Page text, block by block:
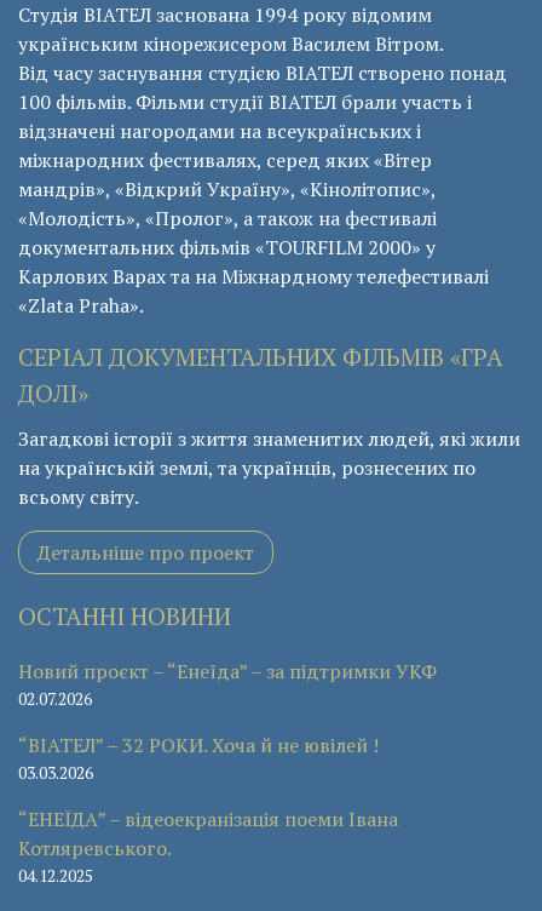
Студія ВІАТЕЛ заснована 1994 року відомим
українським кінорежисером Василем Вітром.
Від часу заснування студією ВІАТЕЛ створено понад
100 фільмів. Фільми студії ВІАТЕЛ брали участь і
відзначені нагородами на всеукраїнських і
міжнародних фестивалях, серед яких «Вітер
мандрів», «Відкрий Україну», «Кінолітопис»,
«Молодість», «Пролог», а також на фестивалі
документальних фільмів «ТОURFILM 2000» у
Карлових Варах та на Міжнардному телефестивалі
«Zlata Praha».
СЕРІАЛ ДОКУМЕНТАЛЬНИХ ФІЛЬМІВ «ГРА
ДОЛІ»
Загадкові історії з життя знаменитих людей, які жили
на українській землі, та українців, рознесених по
всьому світу.
Детальніше про проект
ОСТАННІ НОВИНИ
Новий проєкт – “Енеїда” – за підтримки УКФ
02.07.2026
“ВІАТЕЛ” – 32 РОКИ. Хоча й не ювілей !
03.03.2026
“ЕНЕЇДА” – відеоекранізація поеми Івана
Котляревського.
04.12.2025